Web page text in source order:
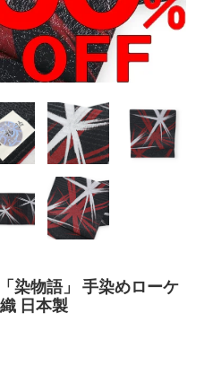
染物語」 手染めローケ
日本製